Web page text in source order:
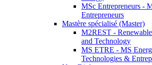
MSc Entrepreneurs -
Entrepreneurs
Mastère spécialisé (Master)
M2REST -
and Technology
MS ETRE - MS
Technologies &